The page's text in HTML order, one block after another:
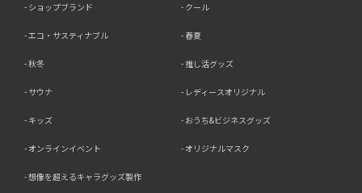
ショップブランド クール
エコ・サスティナブル 春夏
秋冬 推し活グッズ
サウナ レディースオリジナル
キッズ おうち&ビジネスグッズ
オンラインイベント オリジナルマスク
想像を超えるキャラグッズ製作